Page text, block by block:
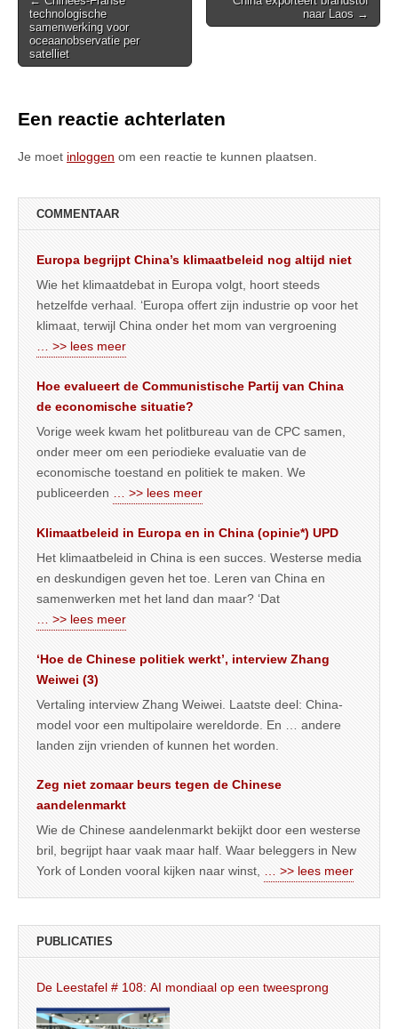
navigation
technologische
samenwerking voor
oceaanobservatie per
satelliet
naar Laos →
Een reactie achterlaten
Je moet inloggen om een reactie te kunnen plaatsen.
COMMENTAAR
Europa begrijpt China’s klimaatbeleid nog altijd niet
Wie het klimaatdebat in Europa volgt, hoort steeds
hetzelfde verhaal. ‘Europa offert zijn industrie op voor het
klimaat, terwijl China onder het mom van vergroening
… >> lees meer
Hoe evalueert de Communistische Partij van China
de economische situatie?
Vorige week kwam het politbureau van de CPC samen,
onder meer om een periodieke evaluatie van de
economische toestand en politiek te maken. We
publiceerden
… >> lees meer
Klimaatbeleid in Europa en in China (opinie*) UPD
Het klimaatbeleid in China is een succes. Westerse media
en deskundigen geven het toe. Leren van China en
samenwerken met het land dan maar? ‘Dat
… >> lees meer
‘Hoe de Chinese politiek werkt’, interview Zhang
Weiwei (3)
Vertaling interview Zhang Weiwei. Laatste deel: China-
model voor een multipolaire wereldorde. En … andere
landen zijn vrienden of kunnen het worden.
Zeg niet zomaar beurs tegen de Chinese
aandelenmarkt
Wie de Chinese aandelenmarkt bekijkt door een westerse
bril, begrijpt haar vaak maar half. Waar beleggers in New
York of Londen vooral kijken naar winst,
… >> lees meer
PUBLICATIES
De Leestafel # 108: AI mondiaal op een tweesprong